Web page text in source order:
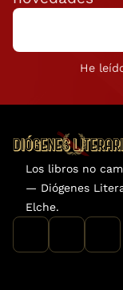
He
Los libros no
— Diógenes
Elche.